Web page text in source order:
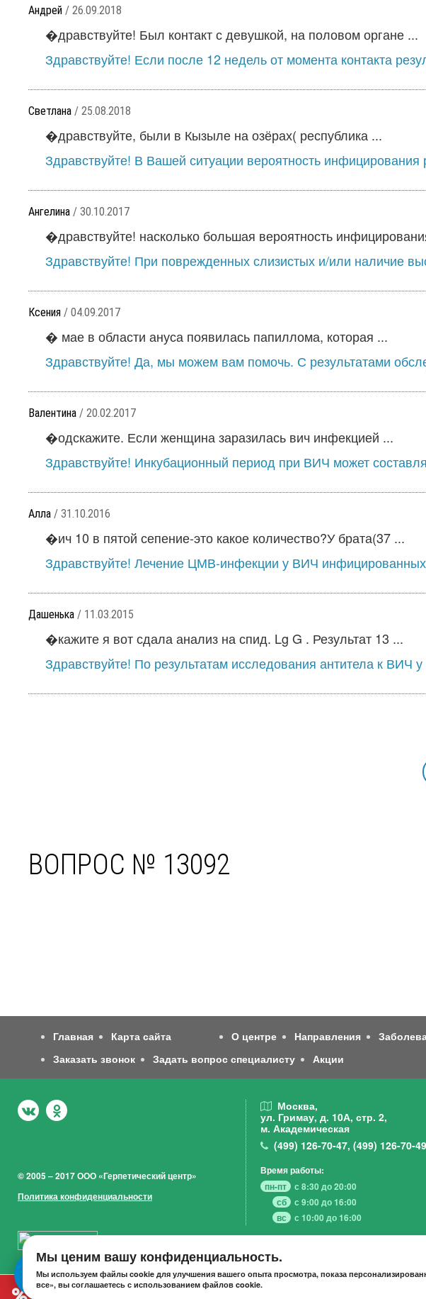
Андрей / 26.09.2018
�дравствуйте! Был контакт с девушкой, на половом органе ...
Здравствуйте! Если после 12 недель от момента контакта
Светлана / 25.08.2018
�дравствуйте, были в Кызыле на озёрах( республика ...
Здравствуйте! В Вашей ситуации вероятность инфицирования
Ангелина / 30.10.2017
�дравствуйте! насколько большая вероятность
Здравствуйте! При поврежденных слизистых и/или наличие
Ксения / 04.09.2017
� мае в области ануса появилась папиллома, которая ...
Здравствуйте! Да, мы можем вам помочь. С результатами
Валентина / 20.02.2017
�одскажите. Если женщина заразилась вич инфекцией ...
Здравствуйте! Инкубационный период при ВИЧ может
Алла / 31.10.2016
�ич 10 в пятой сепение-это какое количество?У брата(37 ...
Здравствуйте! Лечение ЦМВ-инфекции у ВИЧ
Дашенька / 11.03.2015
�кажите я вот сдала анализ на спид. Lg G . Результат 13 ...
Здравствуйте! По результатам исследования антитела к ВИЧ
ВОПРОС № 13092
Главная Карта сайта О центре Направления
Заказать звонок
Задать вопрос специалисту Акции
© 2005 – 2017 ООО «Герпетический центр»
Политика конфиденциальности
Москва,
ул. Гримау, д. 10А, стр. 2,
м. Академическая
(499) 126-70-47, (499) 126-70-49
Время работы:
пн-пт
с 8:30 до 20:00
сб
с 9:00 до 16:00
вс
с 10:00 до 16:00
Мы ценим вашу конфиденциальность.
Мы используем файлы cookie для улучшения вашего опыта просмотра, показа
все», вы соглашаетесь с использованием файлов cookie.